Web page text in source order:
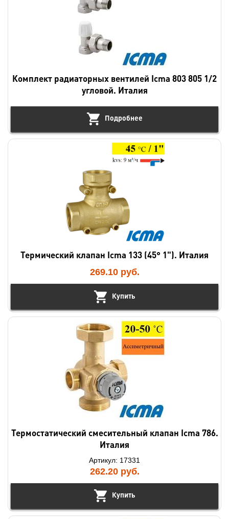
Комплект радиаторных вентилей Icma 803 805 1/2
угловой. Италия
Подробнее
Термический клапан Icma 133 (45° 1"). Италия
269.10 руб.
Купить
Термостатический смесительный клапан Icma 786.
Италия
Артикул: 17331
262.20 руб.
Купить